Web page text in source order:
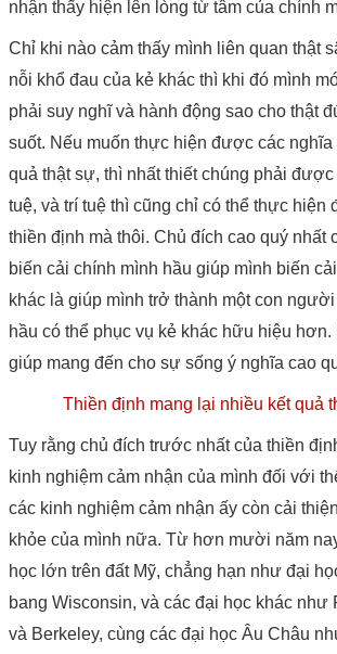
nhận thấy hiện lên lòng từ tâm của chính
Chỉ khi nào cảm thấy mình liên quan thật
nỗi khổ đau của kẻ khác thì khi đó mình
phải suy nghĩ và hành động sao cho thật
suốt. Nếu muốn thực hiện được các
quả thật sự, thì nhất thiết chúng phải
tuệ, và trí tuệ thì cũng chỉ có thể thực hiện
thiền định mà thôi. Chủ đích cao quý nhất
biến cải chính mình hầu giúp mình biến
khác là giúp mình trở thành một con
hầu có thể phục vụ kẻ khác hữu hiệu
giúp mang đến cho sự sống ý nghĩa cao
Thiền định mang lại nhiều kết quả
Tuy rằng chủ đích trước nhất của thiền
kinh nghiệm cảm nhận của mình đối với
các kinh nghiệm cảm nhận ấy còn cải
khỏe của mình nữa. Từ hơn mười năm
học lớn trên đất Mỹ, chẳng hạn như đại
bang Wisconsin, và các đại học khác như
và Berkeley, cùng các đại học Âu Châu